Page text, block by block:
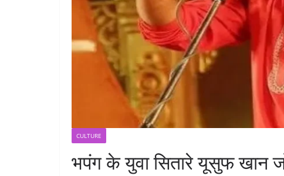
CULTURE
भपंग के युवा सितारे यूसुफ खान